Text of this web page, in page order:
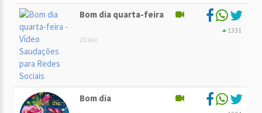
Bom dia quarta-feira
20 Abr
1331
Bom dia